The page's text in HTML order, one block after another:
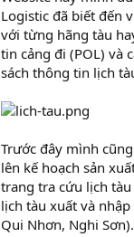
Logistic đã biết đến
với từng hãng tàu
tin cảng đi (POL) và
sách thông tin lịch
Trước đây mình
lên kế hoạch sản
trang tra cứu lịch
lịch tàu xuất và
Qui Nhơn, Nghi Sơn).